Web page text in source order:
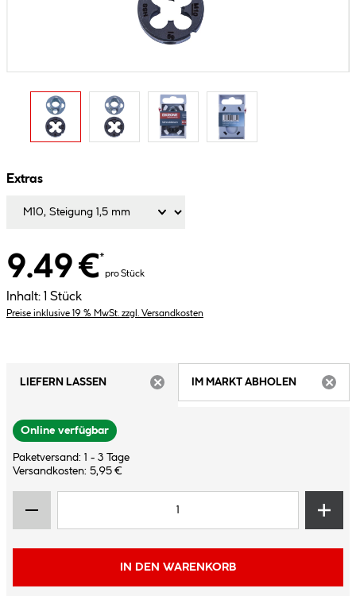
Extras
9.49 €*
pro Stück
Inhalt: 1 Stück
Preise inklusive 19 % MwSt. zzgl. Versandkosten
LIEFERN LASSEN
IM MARKT ABHOLEN
Online verfügbar
Paketversand: 1 - 3 Tage
Versandkosten: 5,95 €
IN DEN WARENKORB